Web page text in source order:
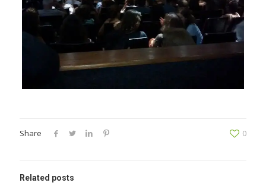
Share 0
Related posts